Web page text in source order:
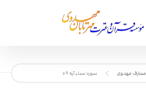
معارف مهدوی سوره نساء آیه 69